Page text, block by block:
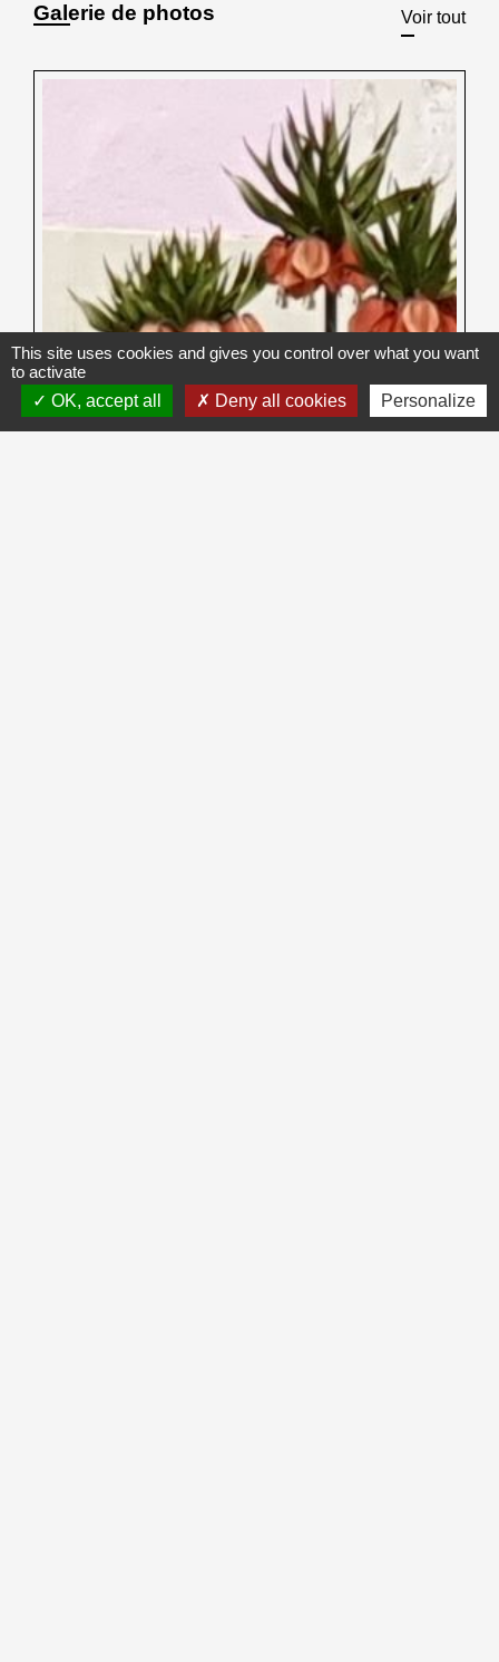
Galerie de photos Voir tout
This site uses cookies and gives you control over what you want
to activate
OK, accept all
Deny all cookies Personalize